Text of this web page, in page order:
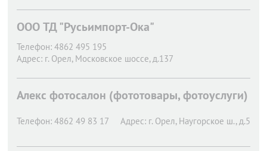
OOO ТД "Русьимпорт-Ока"
Телефон: 4862 495 195
Адрес: г. Орел, Московское шоссе, д.137
Алекс фотосалон (фототовары, фотоуслуги)
Телефон: 4862 49 83 17 Адрес: г. Орел, Наугорское ш., д.5